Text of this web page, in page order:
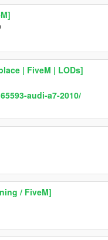
| FiveM | LODs]
audi-a7-2010/
/ FiveM]